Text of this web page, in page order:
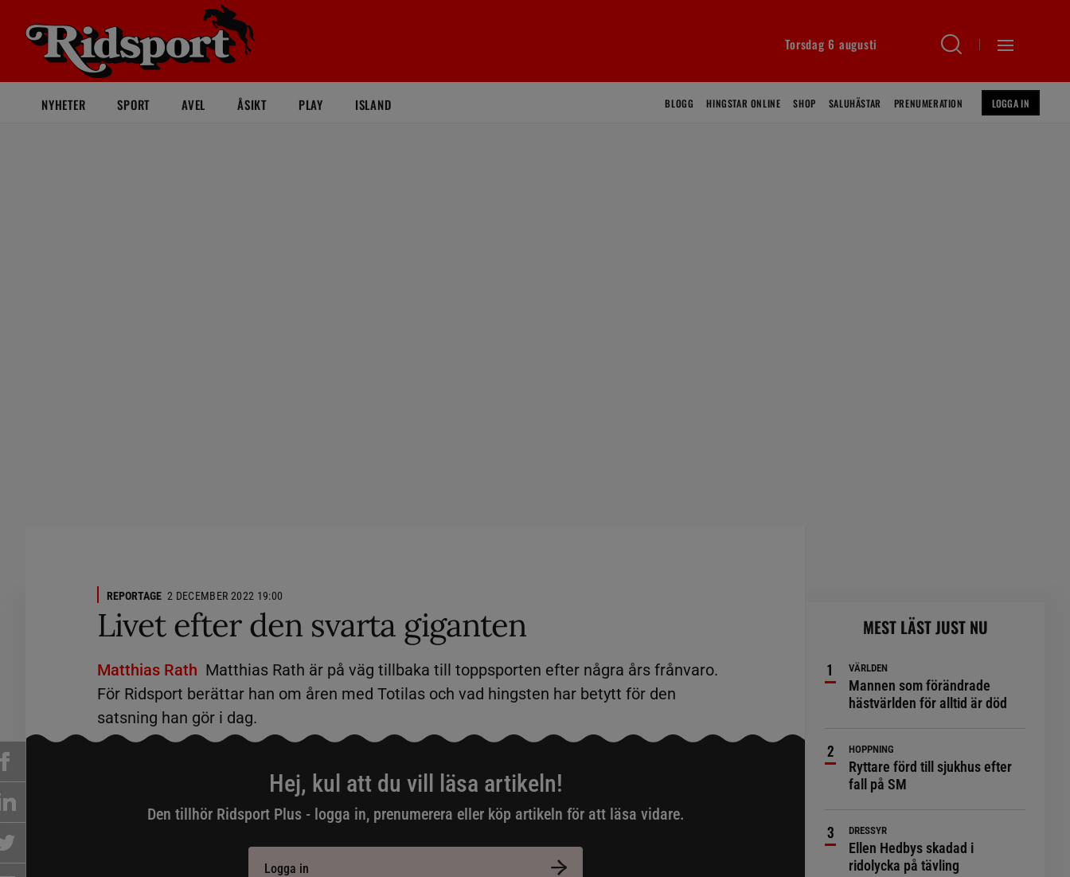
Torsdag 6 augusti
NYHETER SPORT AVEL ÅSIKT PLAY ISLAND BLOGG HINGSTAR ONLINE SHOP SALUHÄSTAR PRENUMERATION LOGGA IN
REPORTAGE 2 DECEMBER 2022 19:00
Livet efter den svarta giganten
Matthias Rath Matthias Rath är på väg tillbaka till toppsporten efter några års frånvaro.
För Ridsport berättar han om åren med Totilas och vad hingsten har betytt för den
satsning han gör i dag.
Hej, kul att du vill läsa artikeln!
Den tillhör Ridsport Plus - logga in, prenumerera eller köp artikeln för att läsa vidare.
Logga in
MEST LÄST JUST NU
VÄRLDEN
Mannen som förändrade
hästvärlden för alltid är död
HOPPNING
Ryttare förd till sjukhus efter
fall på SM
DRESSYR
Ellen Hedbys skadad i
ridolycka på tävling